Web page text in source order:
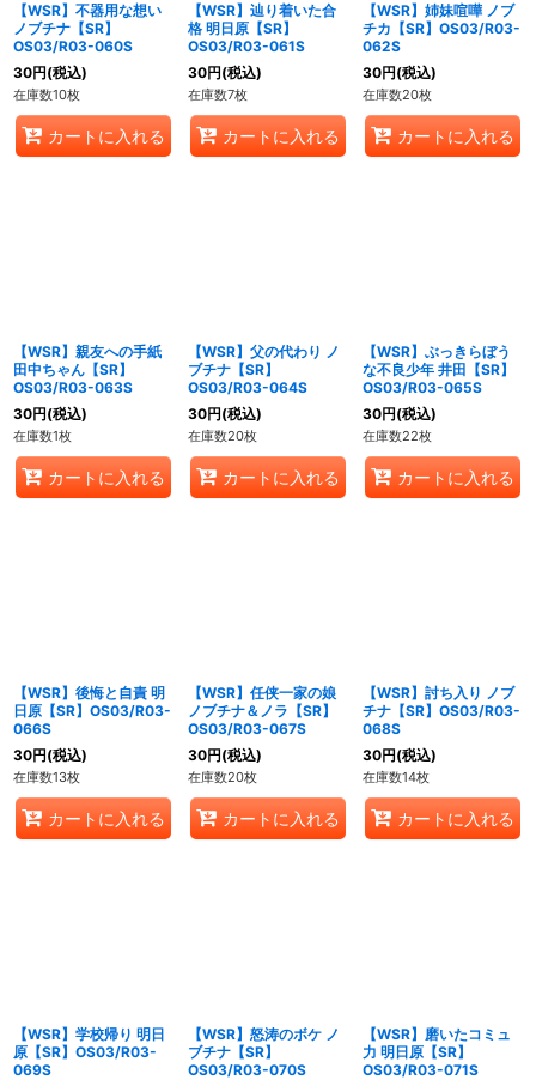
【WSR】不器用な想い
ノブチナ【SR】
OS03/R03-060S
30円(税込)
在庫数10枚
カートに入れる
【WSR】辿り着いた合
格 明日原【SR】
OS03/R03-061S
30円(税込)
在庫数7枚
カートに入れる
【WSR】姉妹喧嘩 ノブ
チカ【SR】OS03/R03-
062S
30円(税込)
在庫数20枚
カートに入れる
【WSR】親友への手紙
田中ちゃん【SR】
OS03/R03-063S
30円(税込)
在庫数1枚
カートに入れる
【WSR】父の代わり ノ
ブチナ【SR】
OS03/R03-064S
30円(税込)
在庫数20枚
カートに入れる
【WSR】ぶっきらぼう
な不良少年 井田【SR】
OS03/R03-065S
30円(税込)
在庫数22枚
カートに入れる
【WSR】後悔と自責 明
日原【SR】OS03/R03-
066S
30円(税込)
在庫数13枚
カートに入れる
【WSR】任侠一家の娘
ノブチナ＆ノラ【SR】
OS03/R03-067S
30円(税込)
在庫数20枚
カートに入れる
【WSR】討ち入り ノブ
チナ【SR】OS03/R03-
068S
30円(税込)
在庫数14枚
カートに入れる
【WSR】学校帰り 明日
原【SR】OS03/R03-
069S
【WSR】怒涛のボケ ノ
ブチナ【SR】
OS03/R03-070S
【WSR】磨いたコミュ
力 明日原【SR】
OS03/R03-071S